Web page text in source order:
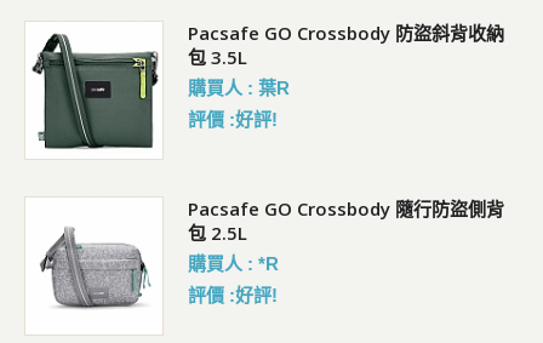
Pacsafe GO Crossbody 防盜斜背收納
包 3.5L
購買人 : 葉R
評價 :好評!
Pacsafe GO Crossbody 隨行防盜側背
包 2.5L
購買人 : *R
評價 :好評!